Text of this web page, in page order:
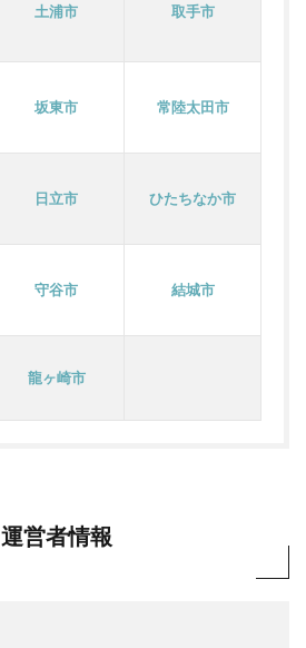
土浦市 取手市
坂東市 常陸太田市
日立市 ひたちなか市
守谷市 結城市
龍ヶ崎市
運営者情報